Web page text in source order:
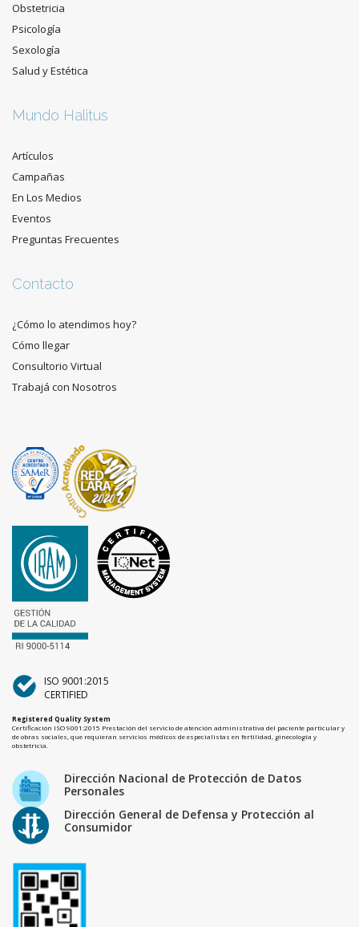
Obstetricia
Psicología
Sexología
Salud y Estética
Mundo Halitus
Artículos
Campañas
En Los Medios
Eventos
Preguntas Frecuentes
Contacto
¿Cómo lo atendimos hoy?
Cómo llegar
Consultorio Virtual
Trabajá con Nosotros
ISO 9001:2015
CERTIFIED
Registered Quality System
Certificación ISO 9001:2015 Prestación del servicio de atención administrativa del paciente particular y
de obras sociales, que requieran servicios médicos de especialistas en fertilidad, ginecología y
obstetricia.
Dirección Nacional de Protección de Datos
Personales
Dirección General de Defensa y Protección al
Consumidor